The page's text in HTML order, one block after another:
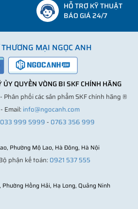
HỖ TRỢ KỸ THUẬT
BÁO GIÁ 24/7
MẠI NGỌC ANH
QUYỀN VÒNG BI SKF CHÍNH HÃNG
- Phân phối các sản phẩm SKF chính hãng ®
- Email: info@ngocanh.com
033 999 5999- 0763 356 999
Phường Mộ Lao, Hà Đông, Hà Nội
phận kế toán: 0921 537 555
Hồng Hải, Hạ Long, Quảng Ninh